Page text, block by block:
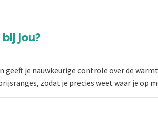
jou?
je nauwkeurige controle over de
zodat je precies weet waar je op